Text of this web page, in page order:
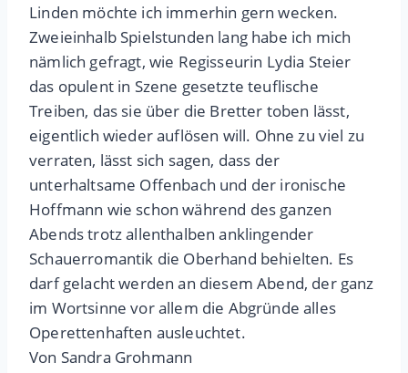
Linden möchte ich immerhin gern wecken.
Zweieinhalb Spielstunden lang habe ich mich
nämlich gefragt, wie Regisseurin Lydia Steier
das opulent in Szene gesetzte teuflische
Treiben, das sie über die Bretter toben lässt,
eigentlich wieder auflösen will. Ohne zu viel zu
verraten, lässt sich sagen, dass der
unterhaltsame Offenbach und der ironische
Hoffmann wie schon während des ganzen
Abends trotz allenthalben anklingender
Schauerromantik die Oberhand behielten. Es
darf gelacht werden an diesem Abend, der ganz
im Wortsinne vor allem die Abgründe alles
Operettenhaften ausleuchtet.
Von Sandra Grohmann